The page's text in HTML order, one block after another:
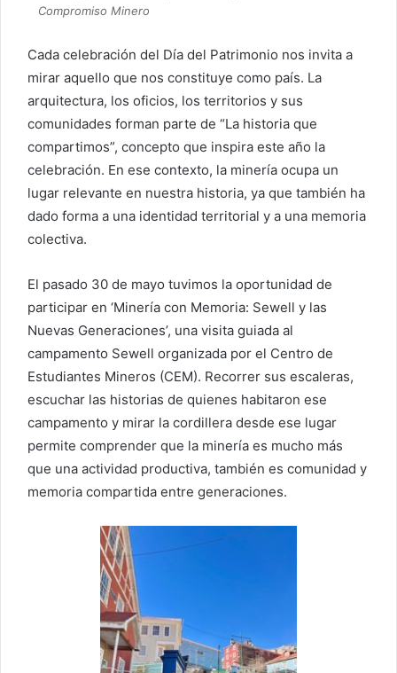
Compromiso Minero
Cada celebración del Día del Patrimonio nos invita a
mirar aquello que nos constituye como país. La
arquitectura, los oficios, los territorios y sus
comunidades forman parte de “La historia que
compartimos”, concepto que inspira este año la
celebración. En ese contexto, la minería ocupa un
lugar relevante en nuestra historia, ya que también ha
dado forma a una identidad territorial y a una memoria
colectiva.
El pasado 30 de mayo tuvimos la oportunidad de
participar en ‘Minería con Memoria: Sewell y las
Nuevas Generaciones’, una visita guiada al
campamento Sewell organizada por el Centro de
Estudiantes Mineros (CEM). Recorrer sus escaleras,
escuchar las historias de quienes habitaron ese
campamento y mirar la cordillera desde ese lugar
permite comprender que la minería es mucho más
que una actividad productiva, también es comunidad y
memoria compartida entre generaciones.